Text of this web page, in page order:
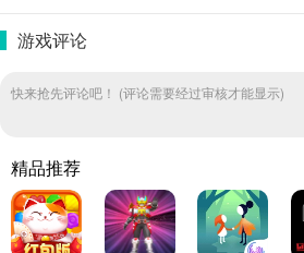
游戏评论
快来抢先评论吧！ (评论需要经过审核才能显示)
精品推荐